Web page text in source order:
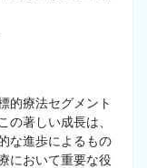
的療法セグメント
の著しい成長は、
な進歩によるもの
において重要な役